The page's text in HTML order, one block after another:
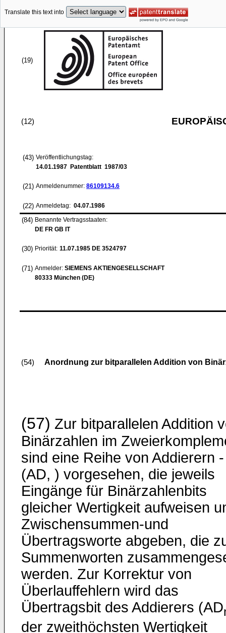
Translate this text into
(19)
(12)
(43) Veröffentlichungstag:
14.01.1987 Patentblatt 1987/03
(21) Anmeldenummer: 86109134.6
(22) Anmeldetag: 04.07.1986
(84) Benannte Vertragsstaaten:
DE FR GB IT
(30) Priorität: 11.07.1985 DE 3524797
(71) Anmelder: SIEMENS AKTIENGESELLSCHAFT
80333 München (DE)
(54) Anordnung zur bitparallelen Addition von
(57) Zur bitparallelen Addition
Binärzahlen im
sind eine Reihe von Addierern -
(AD, ) vorgesehen, die jeweils
Eingänge für Binärzahlenbits
gleicher Wertigkeit aufweisen
Zwischensummen-und
Übertragsworte abgeben, die
Summenworten
werden. Zur Korrektur von
Überlauffehlern wird das
Übertragsbit des Addierers (AD
der zweithöchsten Wertigkeit